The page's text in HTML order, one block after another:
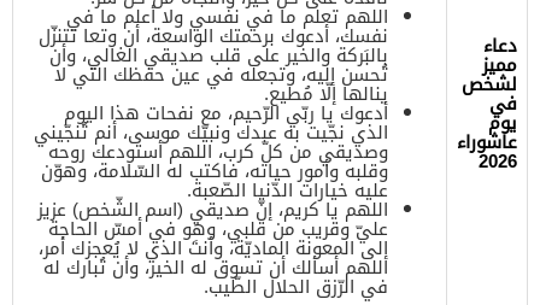
دعاء
مميز
لشخص
في
يوم
عاشوراء
2026
اللهم تعلم ما في نفسي ولا أعلم ما في
نفسك، أدعوك برحمتك الواسعة، أن وتعا تتنزّل
بالبَركة والخير على قلب صديقي الغالي، وأن
تُحسن إليه، وتجعله في عين حفظك التي لا
ينالها إلّا مُطيع.
أدعوك يا ربّي الرّحيم، مع نفحات هذا اليوم
الذي نجّيت به عبدك ونبيّك موسى، أنم تُنجّيني
وصديقي من كلّ كرب، اللهم أستودعك روحه
وقلبه وأمور حياته، فاكتب له السّلامة، وهوّن
عليه خيارات الدّنيا الصّعبة.
اللهم يا كريم، إنّ صديقي (اسم الشّخص) عزيز
عليّ وقريب من قلبي، وهو في أمسّ الحاجة
إلى المعونة الماديّة، وأنتَ الذي لا يُعجزك أمر،
اللهم أسألك أن تسوق له الخير، وأن تُبارك له
في الرّزق الحلال الطّيب.